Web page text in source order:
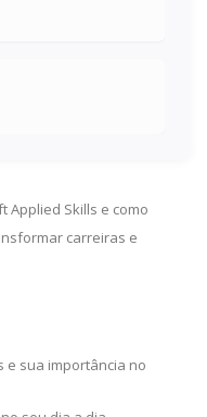
Applied Skills e como
carreiras e
e sua importância no